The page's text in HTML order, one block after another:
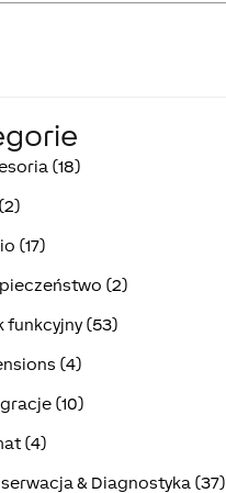
(18)
(17)
(2)
funkcyjny (53)
(4)
(10)
(4)
& Diagnostyka (37)